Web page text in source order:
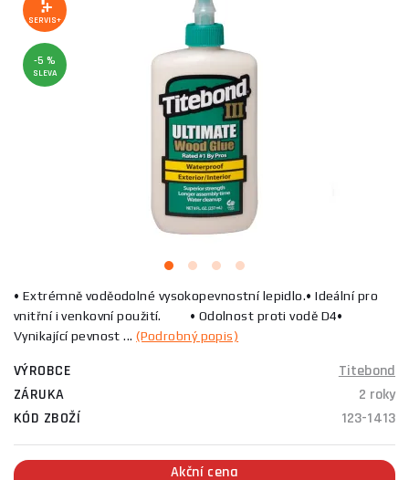
SERVIS+
-5 %
SLEVA
• Extrémně voděodolné vysokopevnostní lepidlo.• Ideální pro
vnitřní i venkovní použití. • Odolnost proti vodě D4•
Vynikající pevnost ...(Podrobný popis)
VÝROBCE
Titebond
ZÁRUKA
2 roky
KÓD ZBOŽÍ
123-1413
Akční cena